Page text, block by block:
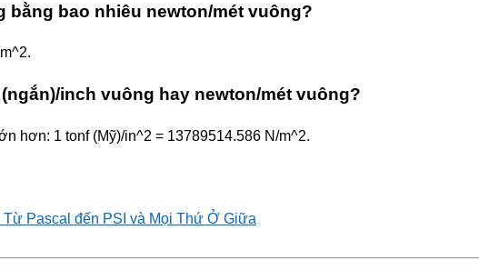
bằng bao nhiêu newton/mét vuông?
inch vuông hay newton/mét vuông?
hơn: 1 tonf (Mỹ)/in^2 = 13789514.586 N/m^2.
Pascal đến PSI và Mọi Thứ Ở Giữa